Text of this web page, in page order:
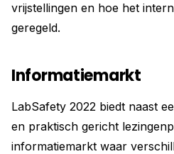
vrijstellingen en hoe het
geregeld.
Informatiemarkt
LabSafety 2022 biedt naast
en praktisch gericht
informatiemarkt waar